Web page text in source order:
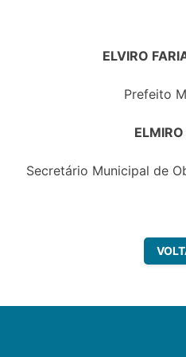
ELVIRO
Prefeito
ELMIRO
Secretário Municipal de